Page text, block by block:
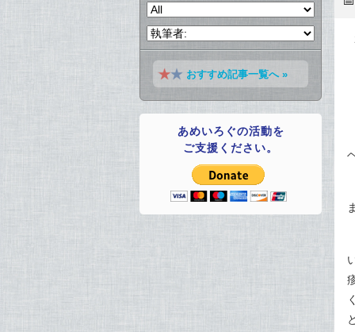
おすすめ記事一覧へ »
あめいろぐの活動を
ご支援ください。